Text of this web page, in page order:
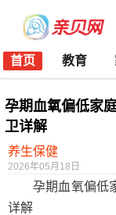
首页 教育
孕期血氧偏低家
卫详解
养生保健
2026年05月18日
孕期血氧偏低家
详解